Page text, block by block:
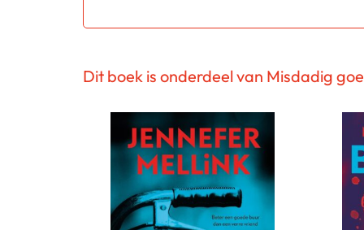
Dit boek is onderdeel van Misdadig